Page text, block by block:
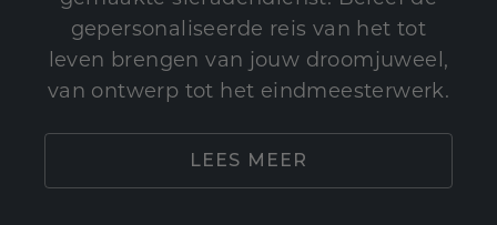
gepersonaliseerde reis van het tot
leven brengen van jouw droomjuweel,
van ontwerp tot het eindmeesterwerk.
LEES MEER